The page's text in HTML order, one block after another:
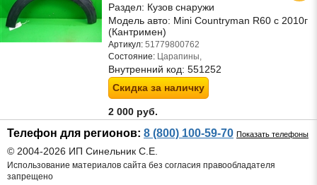
Раздел: Кузов снаружи
Модель авто: Mini Countryman R60 с 2010г
(Кантримен)
Артикул: 51779800762
Состояние: Царапины,
Внутренний код: 551252
Скидка за наличку
2 000 руб.
Телефон для регионов: 8 (800) 100-59-70 Показать телефоны
© 2004-2026 ИП Синельник С.Е.
Использование материалов сайта без согласия правообладателя
запрещено